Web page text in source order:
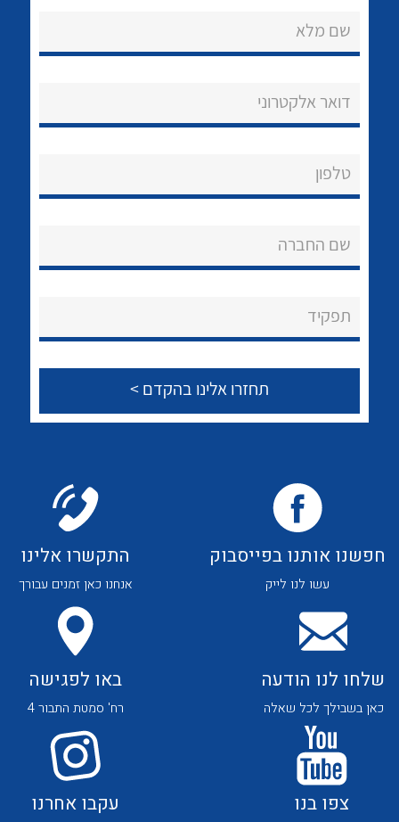
הצוות שלנו
שאלות ותשובות
צור קשר
לכל מוצרי היצרן
לכל מוצרי היצרן לכל מוצרי היצרן
לכל מוצרי היצרן לכל מוצרי היצרן
שם מלא
דואר אלקטרוני
טלפון
שם החברה
תפקיד
חפשנו אותנו בפייסבוק
עשו לנו לייק
התקשרו אלינו
אנחנו כאן זמנים עבורך
שלחו לנו הודעה
כאן בשבילך לכל שאלה
באו לפגישה
רח' סמטת התבור 4
צפו בנו עקבו אחרנו